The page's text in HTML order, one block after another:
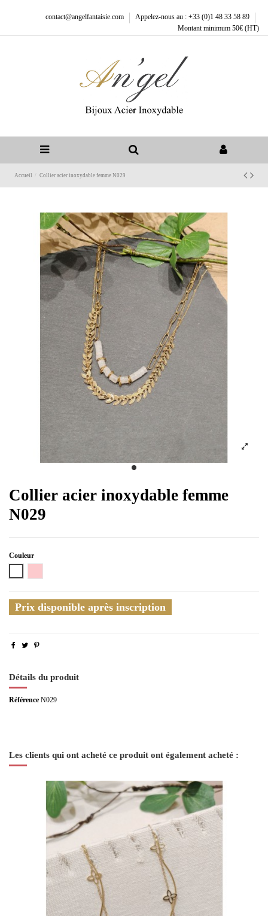
contact@angelfantaisie.com
Appelez-nous au : +33 (0)1 48 33 58 89
Montant minimum 50€ (HT)
Accueil Collier acier inoxydable femme N029
Collier acier inoxydable femme
N029
Couleur
Prix disponible après inscription
Détails du produit
Référence N029
Les clients qui ont acheté ce produit ont également acheté :